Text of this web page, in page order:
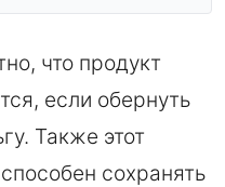
что продукт
если обернуть
Также этот
сохранять